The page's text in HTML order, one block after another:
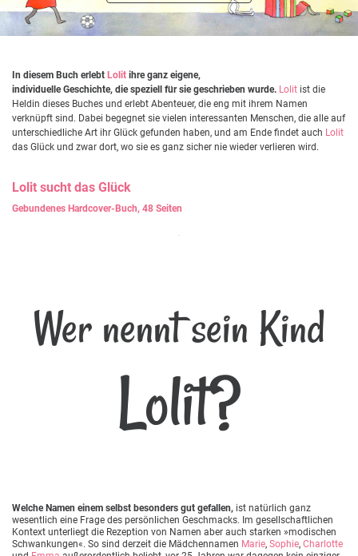
In diesem Buch erlebt Lolit ihre ganz eigene,
individuelle Geschichte, die speziell für sie geschrieben wurde. Lolit ist die
Heldin dieses Buches und erlebt Abenteuer, die eng mit ihrem Namen
verknüpft sind. Dabei begegnet sie vielen interessanten Menschen, die alle auf
unterschiedliche Art ihr Glück gefunden haben, und am Ende findet auch Lolit
das Glück und zwar dort, wo sie es ganz sicher nie wieder verlieren wird.
Lolit sucht das Glück
Gebundenes Hardcover-Buch, 48 Seiten
Wer nennt sein Kind
Lolit?
Welche Namen einem selbst besonders gut gefallen, ist natürlich ganz
wesentlich eine Frage des persönlichen Geschmacks. Im gesellschaftlichen
Kontext unterliegt die Rezeption von Namen aber auch starken »modischen
Schwankungen«. So sind derzeit die Mädchennamen Marie, Sophie, Charlotte